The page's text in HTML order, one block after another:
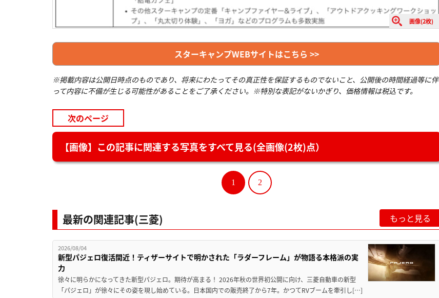
画像(2枚)
スターキャンプWEBサイトはこちら >>
※掲載内容は公開日時点のものであり、将来にわたってその真正性を保証するものでないこと、公開後の時間経過等に伴
って内容に不備が生じる可能性があることをご了承ください。※特別な表記がないかぎり、価格情報は税込です。
次のページ
【画像】この記事に関連する写真をすべて見る(全画像(2枚)点）
1 2
最新の関連記事(三菱) もっと見る
2026/08/04
新型パジェロ復活間近！ティザーサイトで明かされた「ラダーフレーム」が物語る本格派の実
力
徐々に明らかになってきた新型パジェロ。期待が高まる！ 2026年秋の世界初公開に向け、三菱自動車の新型
「パジェロ」が徐々にその姿を現し始めている。日本国内での販売終了から7年。かつてRVブームを牽引し[…]